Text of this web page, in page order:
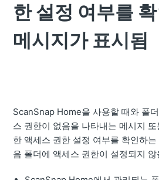
한 설정 여부를
메시지가 표시됨
ScanSnap Home을 사용할 때와 폴
스 권한이 없음을 나타내는 메시지
한 액세스 권한 설정 여부를 확인하
음 폴더에 액세스 권한이 설정되지